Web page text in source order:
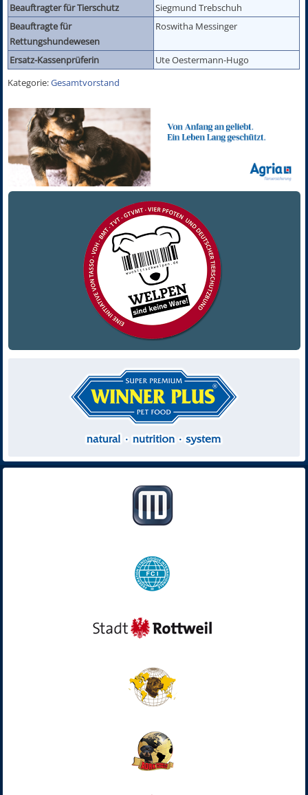
Beauftragter für Tierschutz
Siegmund Trebschuh
Beauftragte für
Rettungshundewesen
Roswitha Messinger
Ersatz-Kassenprüferin
Ute Oestermann-Hugo
Kategorie:Gesamtvorstand